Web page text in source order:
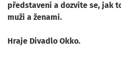
představení a dozvíte se, jak
muži a ženami.
Hraje Divadlo Okko.